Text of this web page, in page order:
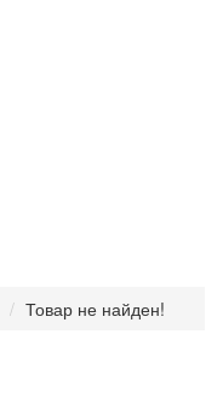
Товар не найден!